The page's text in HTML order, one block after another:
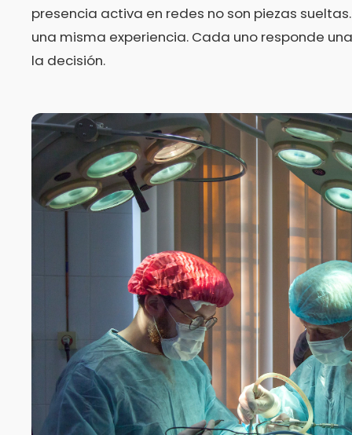
presencia activa en redes no son piezas
una misma experiencia. Cada uno responde
la decisión.